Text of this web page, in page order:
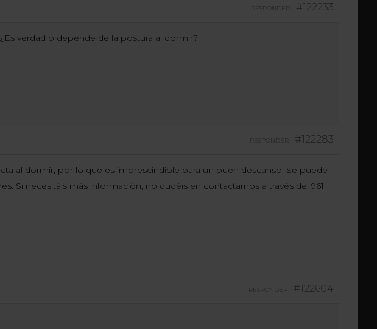
#122233
RESPONDER
verdad o depende de la postura al dormir?
#122283
RESPONDER
al dormir, por lo que es imprescindible para un buen descanso. Se puede
Si necesitáis más información, no dudéis en contactarnos a través del 961
#122604
RESPONDER